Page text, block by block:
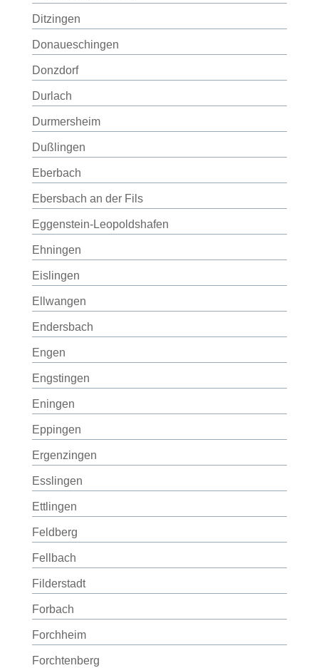
Ditzingen
Donaueschingen
Donzdorf
Durlach
Durmersheim
Dußlingen
Eberbach
Ebersbach an der Fils
Eggenstein-Leopoldshafen
Ehningen
Eislingen
Ellwangen
Endersbach
Engen
Engstingen
Eningen
Eppingen
Ergenzingen
Esslingen
Ettlingen
Feldberg
Fellbach
Filderstadt
Forbach
Forchheim
Forchtenberg